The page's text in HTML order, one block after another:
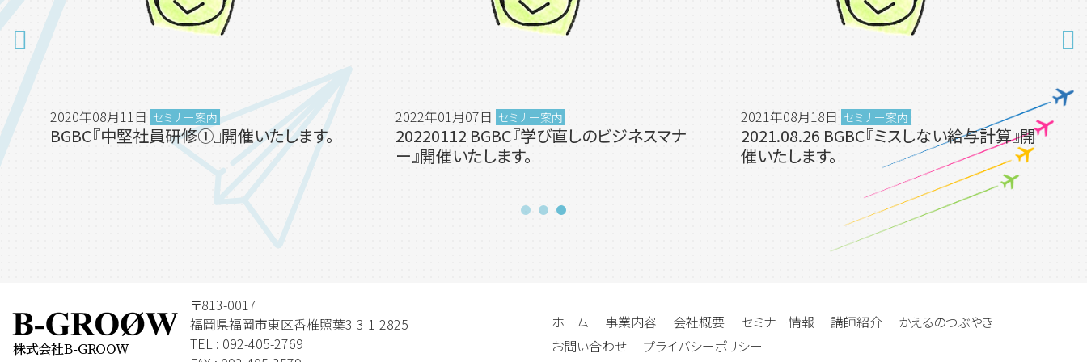
2020年08月11日 セミナー案内
BGBC『中堅社員研修①』開催いたします。
2022年01月07日 セミナー案内
20220112 BGBC『学び直しのビジネスマナ
ー』開催いたします。
2021年08月18日 セミナー案内
2021.08.26 BGBC『ミスしない給与計算』開
催いたします。
〒813-0017
福岡県福岡市東区香椎照葉3-3-1-2825
TEL : 092-405-2769
ホーム 事業内容 会社概要 セミナー情報 講師紹介
かえるのつぶやき
お問い合わせ
プライバシーポリシー